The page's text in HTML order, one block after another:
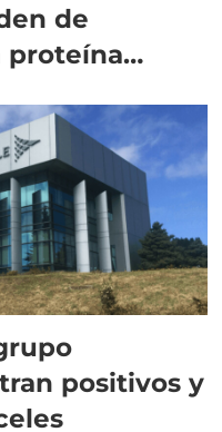
de
proteína
positivos y